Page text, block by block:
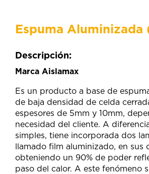
Espuma Aluminizada
Descripción:
Marca Aislamax
Es un producto a base de
de baja densidad de celda
espesores de 5mm y 10mm,
necesidad del cliente. A
simples, tiene incorporada dos
llamado film aluminizado, en sus
obteniendo un 90% de poder
paso del calor. A este fenómeno